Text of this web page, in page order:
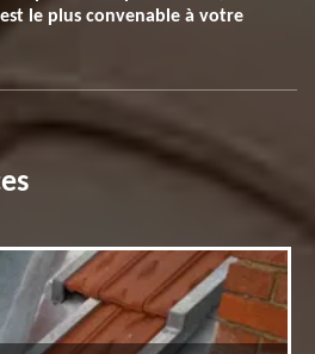
le plus convenable à votre